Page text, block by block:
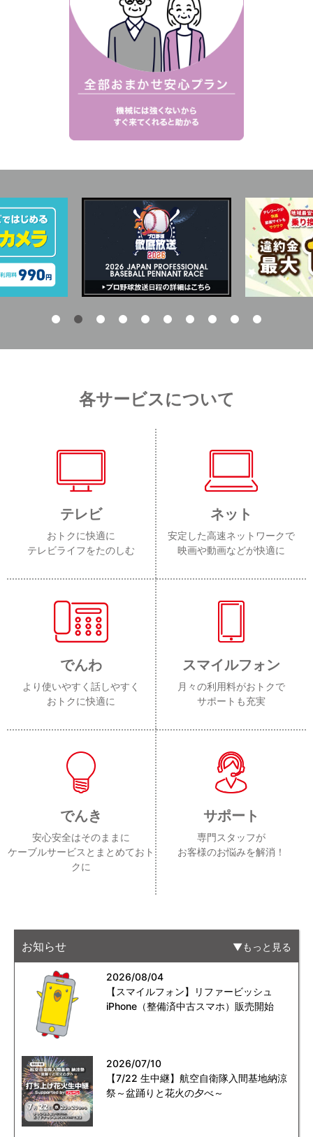
各サービスについて
テレビ
おトクに快適に
テレビライフをたのしむ
ネット
安定した高速ネットワークで
映画や動画などが快適に
でんわ
より使いやすく話しやすく
おトクに快適に
スマイルフォン
月々の利用料がおトクで
サポートも充実
でんき
安心安全はそのままに
ケーブルサービスとまとめておト
クに
サポート
専門スタッフが
お客様のお悩みを解消！
お知らせ もっと見る
2026/08/04
【スマイルフォン】リファービッシュ
iPhone（整備済中古スマホ）販売開始
2026/07/10
【7/22 生中継】航空自衛隊入間基地納涼
祭～盆踊りと花火の夕べ～